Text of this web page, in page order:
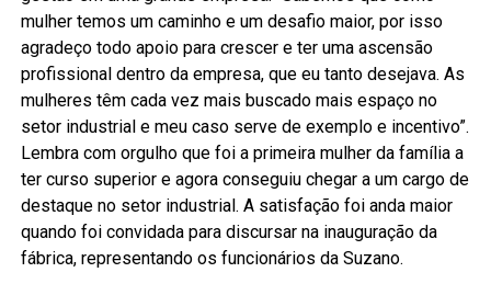
mulher temos um caminho e um desafio maior, por isso
agradeço todo apoio para crescer e ter uma ascensão
profissional dentro da empresa, que eu tanto desejava. As
mulheres têm cada vez mais buscado mais espaço no
setor industrial e meu caso serve de exemplo e incentivo”.
Lembra com orgulho que foi a primeira mulher da família a
ter curso superior e agora conseguiu chegar a um cargo de
destaque no setor industrial. A satisfação foi anda maior
quando foi convidada para discursar na inauguração da
fábrica, representando os funcionários da Suzano.